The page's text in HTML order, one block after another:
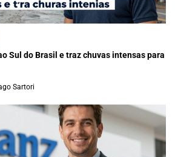
Sul do Brasil e traz chuvas intensas para
Sartori